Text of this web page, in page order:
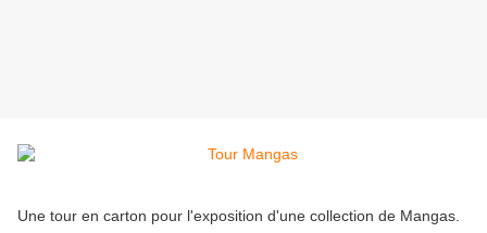
Une tour en carton pour l'exposition d'une collection de Mangas.